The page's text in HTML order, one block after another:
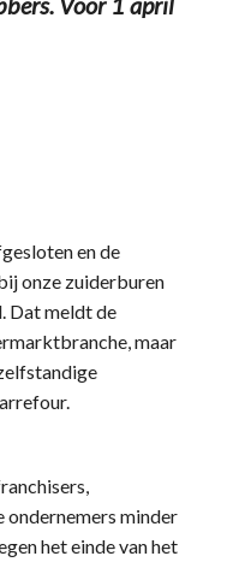
en de
onze zuiderburen
Dat meldt de
maar
ondernemers minder
het einde van het